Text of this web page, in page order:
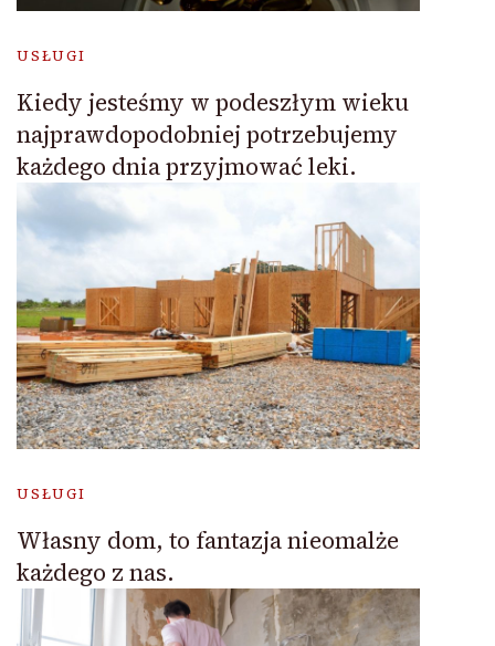
USŁUGI
Kiedy jesteśmy w podeszłym wieku
najprawdopodobniej potrzebujemy
każdego dnia przyjmować leki.
USŁUGI
Własny dom, to fantazja nieomalże
każdego z nas.